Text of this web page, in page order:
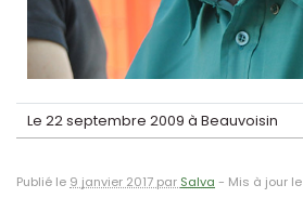
Le 22 septembre 2009 à Beauvoisin
Publié le 9 janvier 2017 par Salva - Mis à jour le